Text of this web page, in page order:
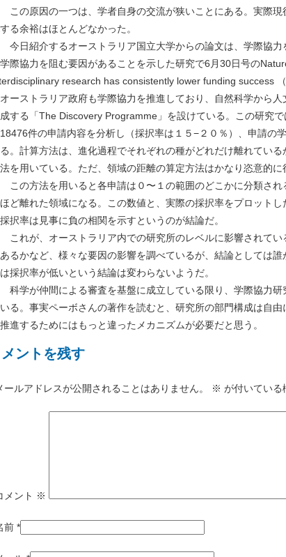
原因の一つは、学者自身の交流が狭いことにある。実際現
る余裕はほとんどなかった。
紹介するオーストラリア国立大学からの論文は、学際協力
際協力を阻む要因があることを示した研究で6月30日号の
research has consistently lower funding success
ストラリア政府も学際協力を推進しており、自然科学から人
する「The Discovery Programme」を設けている。この研究
件の申請内容を分析し（採択率は１５−２０％）、申請の
。計算方法は、進化過程でそれぞれの種がどれだけ離れてい
を用いている。ただ、領域の距離の算定方法はかなり恣意的に
方法を用いると各申請は０〜１の範囲のどこかに分類され
ど離れた領域になる。この数値と、実際の採択率をプロット
択率は見事に負の相関を示すというのが結論だ。
が、オーストラリア内での研究所のレベルに影響されてい
るかなど、様々な要因の影響を調べているが、結論としては
採択率が低いという結論は変わらないようだ。
が仲間による審査を基盤に成立している限り、学際協力研
る。事実ペーボさんの著作を読むと、研究所の部門構成は自
進するためにはもっと違ったメカニズムが必要だと思う。
メントを残す
ールアドレスが公開されることはありません。 ※ が付いている
メント ※
前 *